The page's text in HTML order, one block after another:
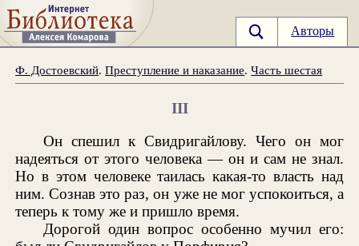
Авторы
Ф. Достоевский.Преступление и наказание.Часть шестая
III
Он спешил к Свидригайлову. Чего он мог
надеяться от этого человека — он и сам не знал.
Но в этом человеке таилась какая-то власть над
ним. Сознав это раз, он уже не мог успокоиться, а
теперь к тому же и пришло время.
Дорогой один вопрос особенно мучил его: